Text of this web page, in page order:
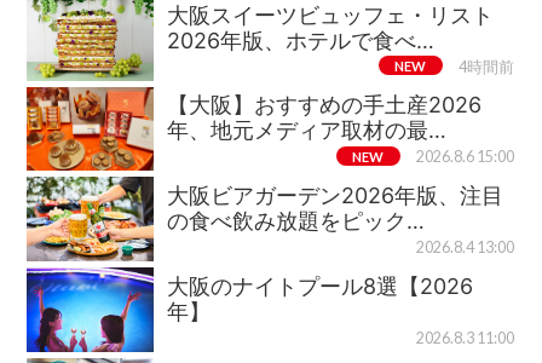
大阪スイーツビュッフェ・リスト
2026年版、ホテルで食べ…
NEW 4時間前
【大阪】おすすめの手土産2026
年、地元メディア取材の最…
NEW 2026.8.6 15:00
大阪ビアガーデン2026年版、注目
の食べ飲み放題をピック…
2026.8.4 13:00
大阪のナイトプール8選【2026
年】
2026.8.3 11:00